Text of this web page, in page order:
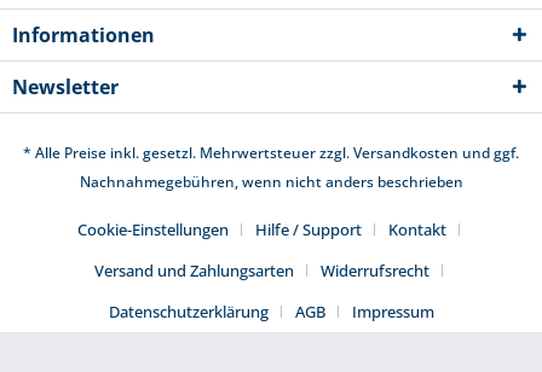
Informationen
Newsletter
* Alle Preise inkl. gesetzl. Mehrwertsteuer zzgl.Versandkosten und ggf.
Nachnahmegebühren, wenn nicht anders beschrieben
Cookie-Einstellungen Hilfe / Support
Kontakt
Versand und Zahlungsarten
Widerrufsrecht
Datenschutzerklärung
AGB Impressum